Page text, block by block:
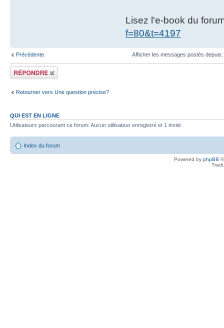
Lisez l'e-book du
f=80&t=4197
Précédente Afficher les messages postés depuis:
Répondre
Retourner vers Une question précise?
QUI EST EN LIGNE
Utilisateurs parcourant ce forum: Aucun utilisateur enregistré et 1 invité
Index du forum
Powered by phpBB